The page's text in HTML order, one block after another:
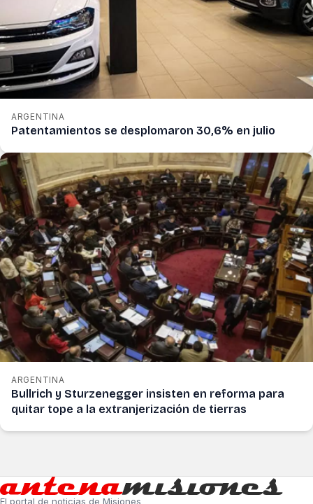
ARGENTINA
Patentamientos se desplomaron 30,6% en julio
ARGENTINA
Bullrich y Sturzenegger insisten en reforma para
quitar tope a la extranjerización de tierras
El portal de noticias de Misiones